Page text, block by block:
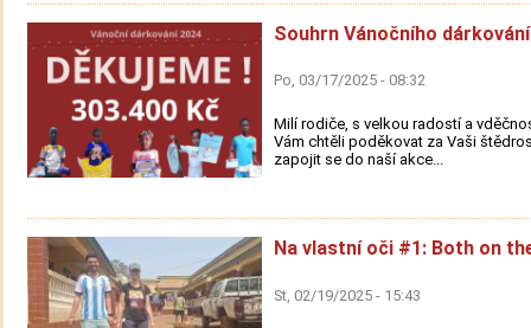
Souhrn Vánočního
Po, 03/17/2025 - 08:32
Milí rodiče, s velkou radostí a
Vám chtěli poděkovat za Vaši
zapojit se do naší akce...
Na vlastní oči #1: Both on
St, 02/19/2025 - 15:43